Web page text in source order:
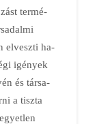
termé­
el­veszti ha­
igények
és tár­sa­
a tiszta